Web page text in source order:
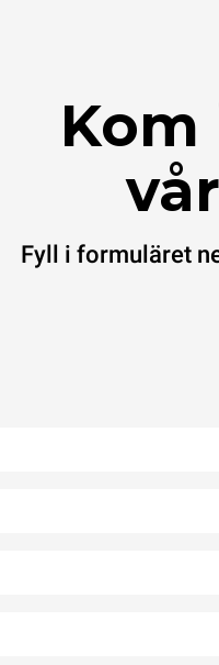
Fyll i formuläret